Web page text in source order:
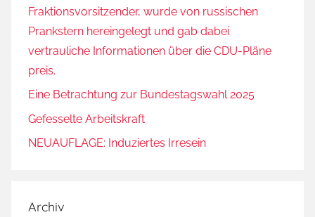
ü
n
,
N
o
-
Z
Fraktionsvorsitzender, wurde von russischen
Prankstern hereingelegt und gab dabei
vertrauliche Informationen über die CDU-Pläne
preis.
Eine Betrachtung zur Bundestagswahl 2025
Gefesselte Arbeitskraft
NEUAUFLAGE: Induziertes Irresein
Archiv